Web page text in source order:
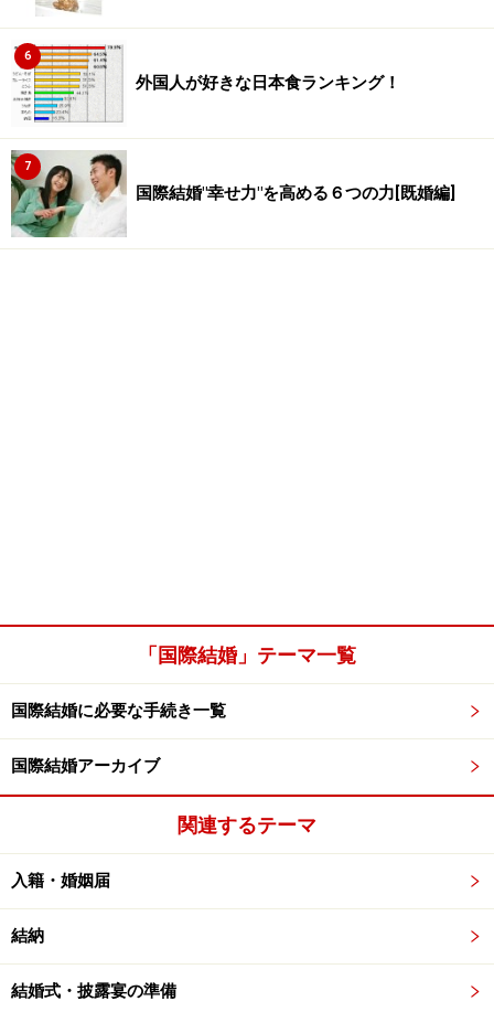
6
外国人が好きな日本食ランキング！
7
国際結婚"幸せ力"を高める６つの力[既婚編]
「国際結婚」テーマ一覧
国際結婚に必要な手続き一覧
国際結婚アーカイブ
関連するテーマ
入籍・婚姻届
結納
結婚式・披露宴の準備